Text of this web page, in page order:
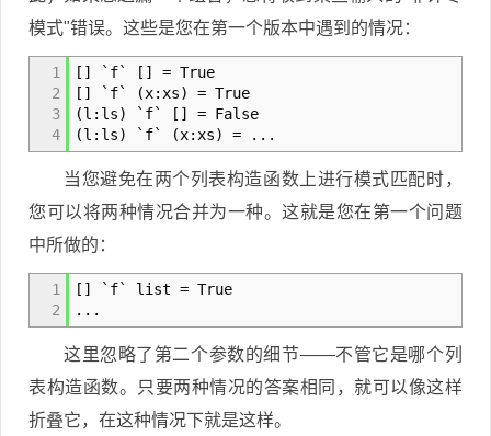
模式"错误。这些是您在第一个版本中遇到的情况：
1
2
3
4
[ ] `f` [ ] = True
[ ] `f` (x: xs) = True
(l : ls) `f` [ ] = False
(l : ls) `f` (x: xs) = ...
当您避免在两个列表构造函数上进行模式匹配时，
您可以将两种情况合并为一种。这就是您在第一个问题
中所做的：
1
2
[ ] `f` list = True
...
这里忽略了第二个参数的细节——不管它是哪个列
表构造函数。只要两种情况的答案相同，就可以像这样
折叠它，在这种情况下就是这样。